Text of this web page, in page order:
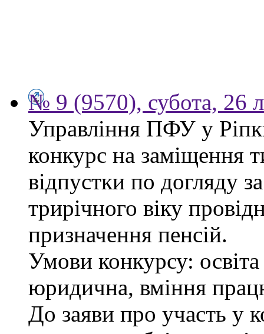
№ 9 (9570), субота, 26
Управління ПФУ у
конкурс на заміщення
відпустки по догляду
трирічного віку
призначення пенсій.
Умови конкурсу:
юридична, вміння
До заяви про участь у